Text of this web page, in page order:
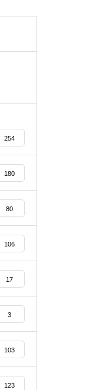
254
180
80
106
17
3
103
123